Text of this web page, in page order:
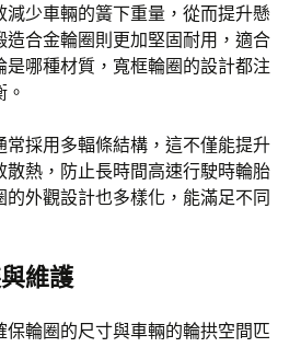
減少車輛的簧下重量，從而提升懸
造合金輪圈則更加堅固耐用，適合
是哪種材質，寬框輪圈的設計都注
常採用多輻條結構，這不僅能提升
散熱，防止長時間高速行駛時輪胎
外觀設計也多樣化，能滿足不同
維護
保輪圈的尺寸與車輛的輪拱空間匹